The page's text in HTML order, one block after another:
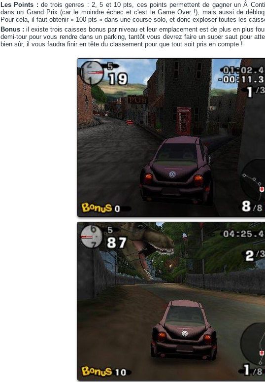
Les Points : de trois genres : 2, 5 et 10 pts, ces points permettent de gagner un Â
dans un Grand Prix (car le moindre échec et c'est le Game Over !), mais aussi de
Pour cela, il faut obtenir « 100 pts » dans une course solo, et donc exploser toutes les
Bonus : il existe trois caisses bonus par niveau et leur emplacement est de plus en plus
demi-tour pour vous rendre dans un parking, tantôt vous devrez faire un super saut pour
bien sûr, il vous faudra finir en tête du classement pour que tout soit pris en compte !